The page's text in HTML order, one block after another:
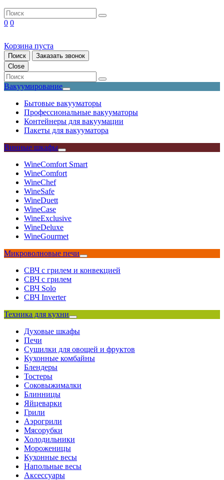
0 0
Корзина пуста
Поиск
Заказать звонок
Close
Вакуумирование
Бытовые вакууматоры
Профессиональные вакууматоры
Контейнеры для вакуумации
Пакеты для вакууматора
Винные шкафы
WineComfort Smart
WineComfort
WineChef
WineSafe
WineDuett
WineCase
WineExclusive
WineDeluxe
WineGourmet
Микроволновые печи
СВЧ с грилем и конвекцией
СВЧ с грилем
СВЧ Solo
СВЧ Inverter
Техника для кухни
Духовые шкафы
Печи
Сушилки для овощей и фруктов
Кухонные комбайны
Блендеры
Тостеры
Соковыжималки
Блинницы
Яйцеварки
Грили
Аэрогрили
Мясорубки
Холодильники
Мороженицы
Кухонные весы
Напольные весы
Аксессуары